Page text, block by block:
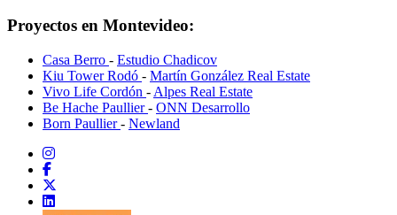
Proyectos en Montevideo:
Casa Berro - Estudio Chadicov
Kiu Tower Rodó - Martín González Real Estate
Vivo Life Cordón - Alpes Real Estate
Be Hache Paullier- ONN Desarrollo
Born Paullier- Newland